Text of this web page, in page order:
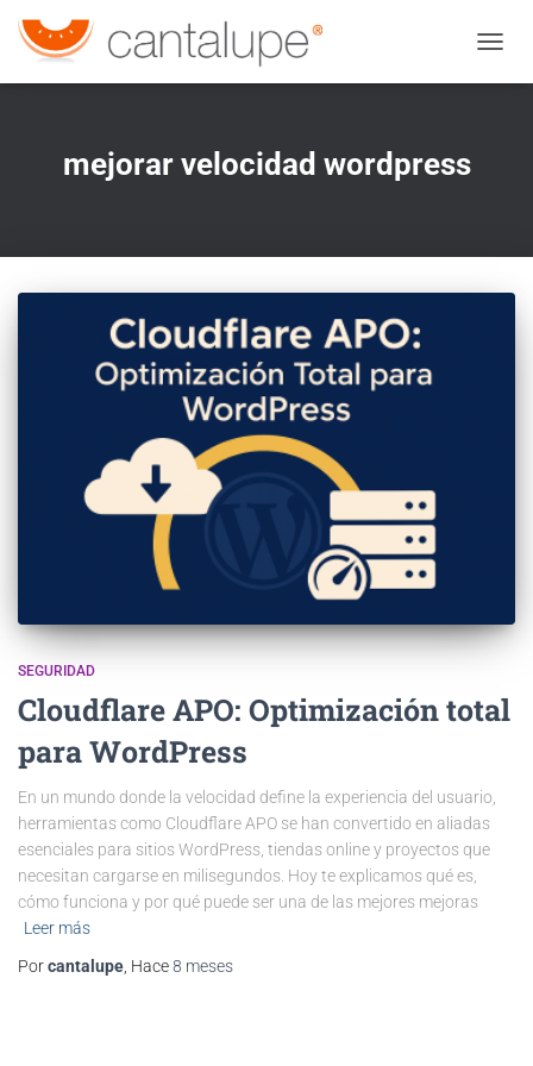
mejorar velocidad wordpress
SEGURIDAD
Cloudflare APO: Optimización total
para WordPress
En un mundo donde la velocidad define la experiencia del usuario,
herramientas como Cloudflare APO se han convertido en aliadas
esenciales para sitios WordPress, tiendas online y proyectos que
necesitan cargarse en milisegundos. Hoy te explicamos qué es,
cómo funciona y por qué puede ser una de las mejores mejoras
Leer más
Porcantalupe , Hace8 meses